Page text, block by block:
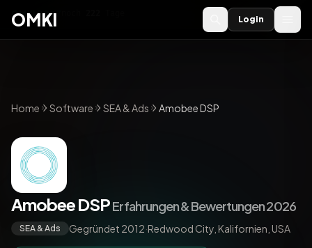
OMKI 2027
OMKI Login
Home Software SEA & Ads Amobee DSP
Amobee DSPErfahrungen & Bewertungen 2026
SEA & Ads Gegründet 2012·Redwood City, Kalifornien, USA